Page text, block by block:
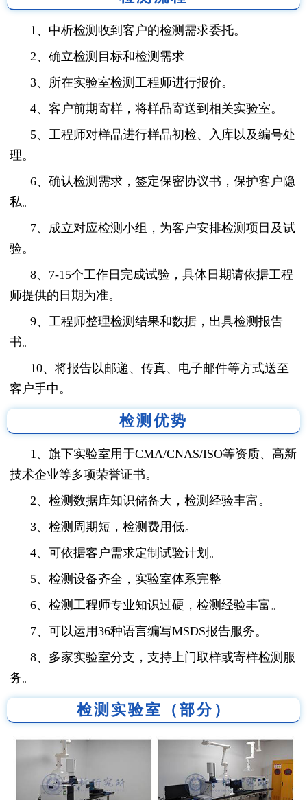
1、中析检测收到客户的检测需求委托。
2、确立检测目标和检测需求
3、所在实验室检测工程师进行报价。
4、客户前期寄样，将样品寄送到相关实验室。
5、工程师对样品进行样品初检、入库以及编号处
理。
6、确认检测需求，签定保密协议书，保护客户隐
私。
7、成立对应检测小组，为客户安排检测项目及试
验。
8、7-15个工作日完成试验，具体日期请依据工程
师提供的日期为准。
9、工程师整理检测结果和数据，出具检测报告
书。
10、将报告以邮递、传真、电子邮件等方式送至
客户手中。
检测优势
1、旗下实验室用于CMA/CNAS/ISO等资质、高新
技术企业等多项荣誉证书。
2、检测数据库知识储备大，检测经验丰富。
3、检测周期短，检测费用低。
4、可依据客户需求定制试验计划。
5、检测设备齐全，实验室体系完整
6、检测工程师专业知识过硬，检测经验丰富。
7、可以运用36种语言编写MSDS报告服务。
8、多家实验室分支，支持上门取样或寄样检测服
务。
检测实验室（部分）